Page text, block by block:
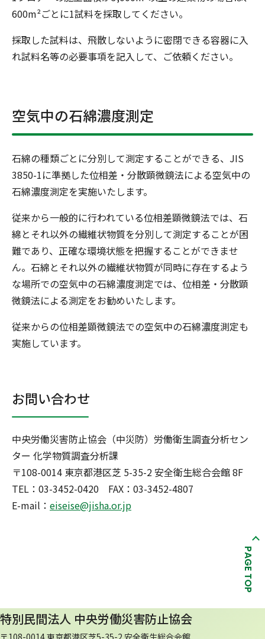
600m²ごとに1試料を採取してください。
採取した試料は、飛散しないように密閉できる容器に入
れ試料名等の必要事項を記入して、ご依頼ください。
空気中の石綿濃度測定
石綿の種類ごとに分別して測定することができる、JIS
3850-1に準拠した位相差・分散顕微鏡法による空気中の
石綿濃度測定を実施いたします。
従来から一般的に行われている位相差顕微鏡法では、石
綿とそれ以外の繊維状物質を分別して測定することが困
難であり、正確な環境状態を把握することができませ
ん。石綿とそれ以外の繊維状物質が同時に存在するよう
な場所での空気中の石綿濃度測定では、位相差・分散顕
微鏡法による測定をお勧めいたします。
従来からの位相差顕微鏡法での空気中の石綿濃度測定も
実施しています。
お問い合わせ
中央労働災害防止協会（中災防）労働衛生調査分析セン
ター 化学物質調査分析課
〒108-0014 東京都港区芝 5-35-2 安全衛生総合会館 8F
TEL：03-3452-0420 FAX：03-3452-4807
E-mail： eiseise@jisha.or.jp
PAGE TOP
特別民間法人 中央労働災害防止協会
〒108-0014 東京都港区芝5-35-2 安全衛生総合会館